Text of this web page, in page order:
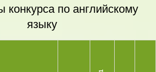
конкурса по английскому
языку
1